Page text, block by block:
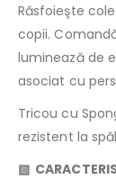
Răsfoieşte
copii.
luminează de
asociat cu
Tricou cu
rezistent la
▧